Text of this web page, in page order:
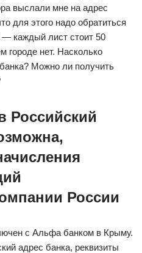
выслали мне на адрес
для этого надо обратиться
— каждый лист стоит 50
городе нет. Насколько
Можно ли получить
Российский
России
с Альфа банком в Крыму.
адрес банка, реквизиты